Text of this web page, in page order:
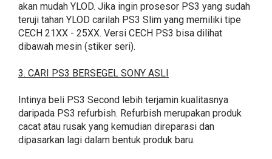
akan mudah YLOD. Jika ingin prosesor PS3 yang sudah
teruji tahan YLOD carilah PS3 Slim yang memiliki tipe
CECH 21XX - 25XX. Versi CECH PS3 bisa dilihat
dibawah mesin (stiker seri).
3. CARI PS3 BERSEGEL SONY ASLI
Intinya beli PS3 Second lebih terjamin kualitasnya
daripada PS3 refurbish. Refurbish merupakan produk
cacat atau rusak yang kemudian direparasi dan
dipasarkan lagi dalam bentuk produk baru.